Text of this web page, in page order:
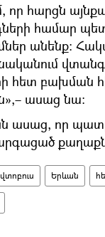
որ հարցն
համար
անենք։
հետ բախման
ասաց նա։
ասաց, որ
Երևան